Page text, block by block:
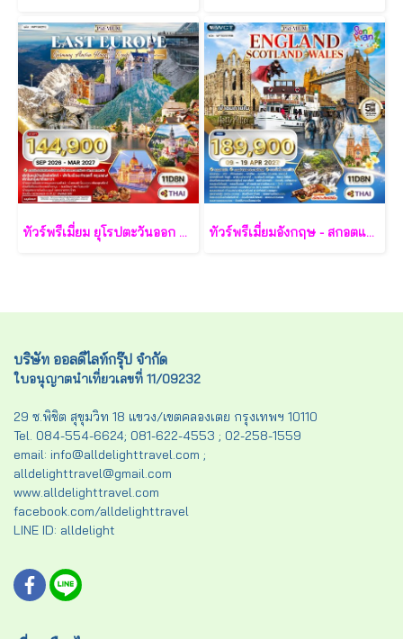
ทัวร์พรีเมี่ยม ยุโรปตะวันออก พักหมู่บ้านฮัลล์สตัทท์ 11วัน 8คืน - TG ทัวร์พรีเมี่ยมอังกฤษ - สกอตแลนด์ -เวลล์ 11 วัน - TG
บริษัท ออลดีไลท์กรุ๊ป จำกัด
ใบอนุญาตนำเที่ยวเลขที่ 11/09232
29 ซ.พิชิต สุขุมวิท 18 แขวง/เขตคลองเตย กรุงเทพฯ 10110
Tel. 084-554-6624; 081-622-4553 ; 02-258-1559
email: info@alldelighttravel.com ;
alldelighttravel@gmail.com
www.alldelighttravel.com
facebook.com/alldelighttravel
LINE ID: alldelight